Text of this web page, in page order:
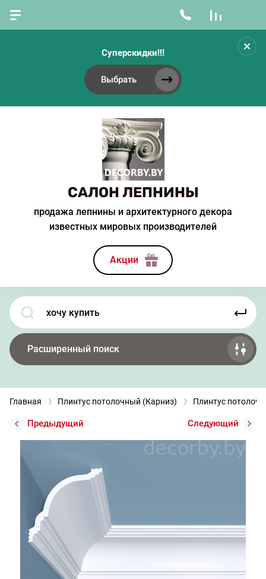
Суперскидки!!!
Выбрать
САЛОН ЛЕПНИНЫ
продажа лепнины и архитектурного декора
известных мировых производителей
Акции
Расширенный поиск
Главная Плинтус потолочный (Карниз) Плинтус
Предыдущий Следующий